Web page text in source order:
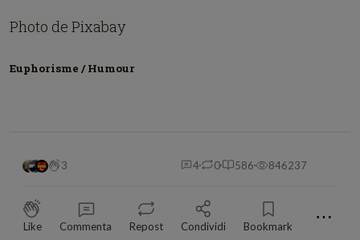
Photo de Pixabay
Euphorisme / Humour
3 4 0 586 846237
Like Commenta Repost Condividi Bookmark ⋯